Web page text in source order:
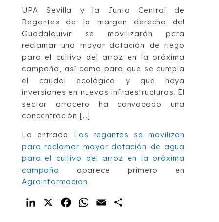
UPA Sevilla y la Junta Central de
Regantes de la margen derecha del
Guadalquivir se movilizarán para
reclamar una mayor dotación de riego
para el cultivo del arroz en la próxima
campaña, así como para que se cumpla
el caudal ecológico y que haya
inversiones en nuevas infraestructuras. El
sector arrocero ha convocado una
concentración […]
La entrada Los regantes se movilizan
para reclamar mayor dotación de agua
para el cultivo del arroz en la próxima
campaña aparece primero en
Agroinformacion.
LinkedIn FacebookWhatsApp
Email